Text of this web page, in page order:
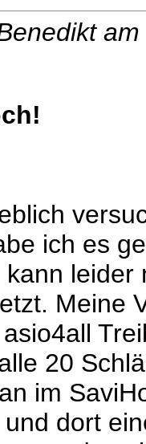
ich es
Meine
20
im
dort